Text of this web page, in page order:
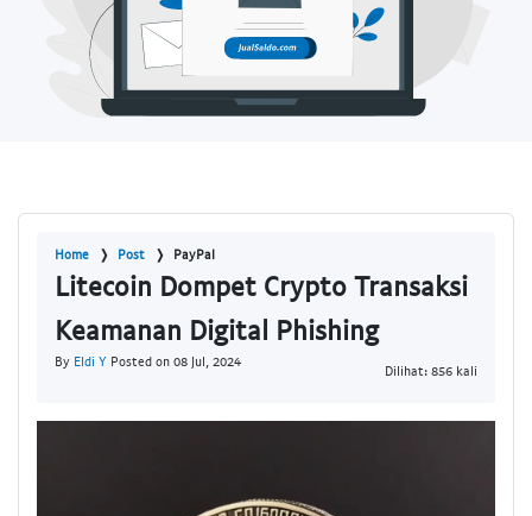
Home Post PayPal
Litecoin Dompet Crypto Transaksi
Keamanan Digital Phishing
By Eldi Y Posted on 08 Jul, 2024
Dilihat: 856 kali